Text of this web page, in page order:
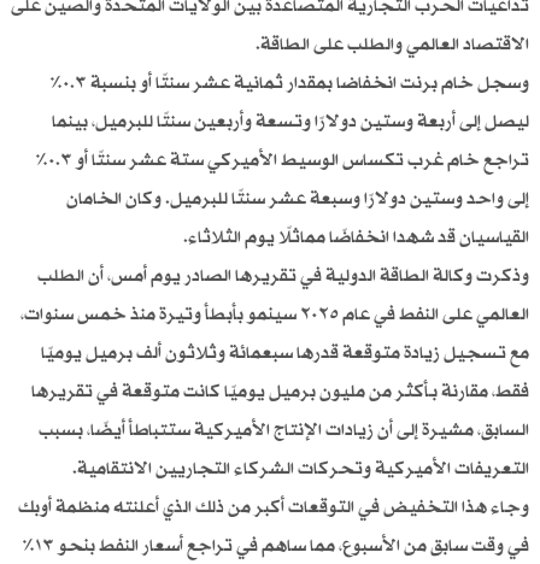
تداعيات الحرب التجارية المتصاعدة بين الولايات المتحدة والصين على
الاقتصاد العالمي والطلب على الطاقة.
وسجل خام برنت انخفاضا بمقدار ثمانية عشر سنتًا أو بنسبة ٠.٣٪
ليصل إلى أربعة وستين دولارًا وتسعة وأربعين سنتًا للبرميل، بينما
تراجع خام غرب تكساس الوسيط الأميركي ستة عشر سنتًا أو ٠.٣٪
إلى واحد وستين دولارًا وسبعة عشر سنتًا للبرميل. وكان الخامان
القياسيان قد شهدا انخفاضًا مماثلًا يوم الثلاثاء.
وذكرت وكالة الطاقة الدولية في تقريرها الصادر يوم أمس، أن الطلب
العالمي على النفط في عام ٢٠٢٥ سينمو بأبطأ وتيرة منذ خمس سنوات،
مع تسجيل زيادة متوقعة قدرها سبعمائة وثلاثون ألف برميل يوميًا
فقط، مقارنة بـأكثر من مليون برميل يوميًا كانت متوقعة في تقريرها
السابق، مشيرة إلى أن زيادات الإنتاج الأميركية ستتباطأ أيضًا، بسبب
التعريفات الأميركية وتحركات الشركاء التجاريين الانتقامية.
وجاء هذا التخفيض في التوقعات أكبر من ذلك الذي أعلنته منظمة أوبك
في وقت سابق من الأسبوع، مما ساهم في تراجع أسعار النفط بنحو ١٣٪